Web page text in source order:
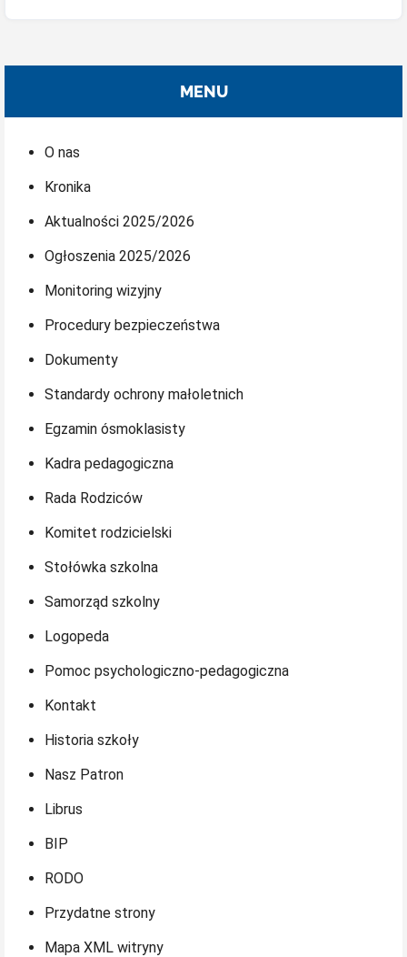
MENU
O nas
Kronika
Aktualności 2025/2026
Ogłoszenia 2025/2026
Monitoring wizyjny
Procedury bezpieczeństwa
Dokumenty
Standardy ochrony małoletnich
Egzamin ósmoklasisty
Kadra pedagogiczna
Rada Rodziców
Komitet rodzicielski
Stołówka szkolna
Samorząd szkolny
Logopeda
Pomoc psychologiczno-pedagogiczna
Kontakt
Historia szkoły
Nasz Patron
Librus
BIP
RODO
Przydatne strony
Mapa XML witryny